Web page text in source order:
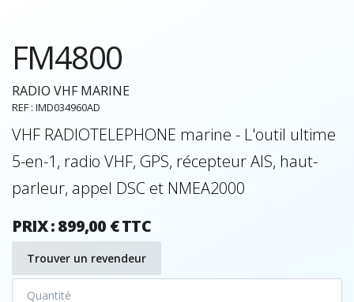
FM4800
RADIO VHF MARINE
REF : IMD034960AD
VHF RADIOTELEPHONE marine - L'outil ultime
5-en-1, radio VHF, GPS, récepteur AIS, haut-
parleur, appel DSC et NMEA2000
PRIX : 899,00 € TTC
Trouver un revendeur